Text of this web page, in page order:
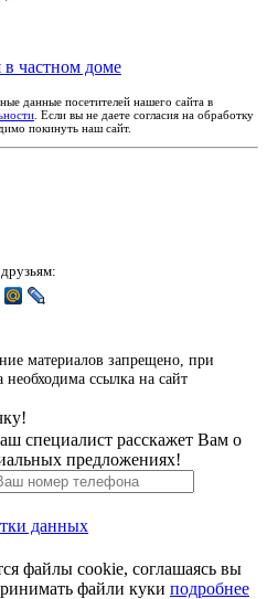
данные посетителей нашего сайта в
. Если вы не даете согласия на обработку
покинуть наш сайт.
материалов запрещено, при
необходима ссылка на сайт
специалист расскажет Вам о
предложениях!
данных
файлы cookie, соглашаясь вы
файли куки подробнее